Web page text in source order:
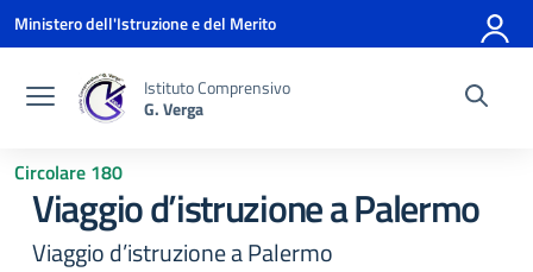
Vai ai contenuti
Vai al menu di navigazione
Vai al footer
Ministero dell'Istruzione e del Merito
Istituto Comprensivo
G. Verga
Circolare 180
Viaggio d’istruzione a Palermo
Viaggio d’istruzione a Palermo